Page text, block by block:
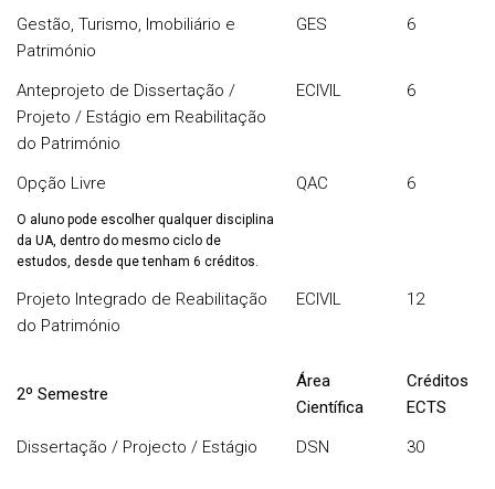
Gestão, Turismo, Imobiliário e
Património
GES 6
Anteprojeto de Dissertação /
Projeto / Estágio em Reabilitação
do Património
ECIVIL 6
Opção Livre QAC 6
O aluno pode escolher qualquer disciplina
da UA, dentro do mesmo ciclo de
estudos, desde que tenham 6 créditos.
Projeto Integrado de Reabilitação
do Património
ECIVIL 12
2º Semestre
Área
Científica
Créditos
ECTS
Dissertação / Projecto / Estágio
DSN 30